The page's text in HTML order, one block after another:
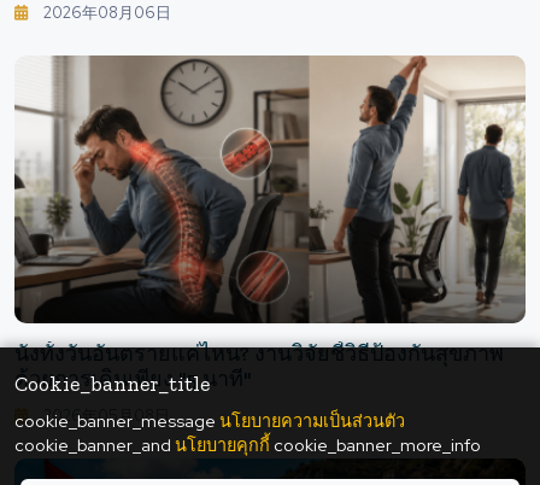
Cookie_banner_title
cookie_banner_message นโยบายความเป็นส่วนตัว
cookie_banner_and นโยบายคุกกี้ cookie_banner_more_info
2026年08月06日
นั่งทั้งวันอันตรายแค่ไหน? งานวิจัยชี้วิธีป้องกันสุขภาพ
ด้วยการเดินเพียง "5 นาที"
2026年05月08日